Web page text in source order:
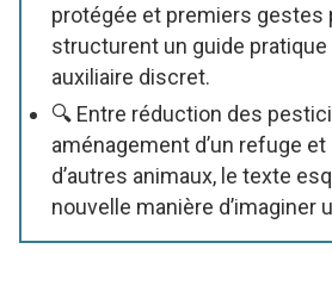
protégée et premiers gestes
structurent un guide
auxiliaire discret.
🔍 Entre réduction des
aménagement d’un refuge
d’autres animaux, le texte
nouvelle manière d’imaginer